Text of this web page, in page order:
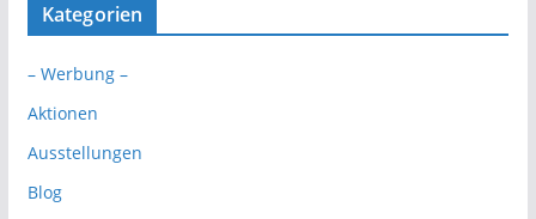
Kategorien
– Werbung –
Aktionen
Ausstellungen
Blog